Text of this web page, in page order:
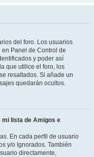
del foro. Los usuarios
Panel de Control de
y poder así
que utilice el foro, los
resaltados. Si añade un
quedarán ocultos.
mi lista de Amigos e
En cada perfil de usuario
y/o Ignorados. También
directamente,